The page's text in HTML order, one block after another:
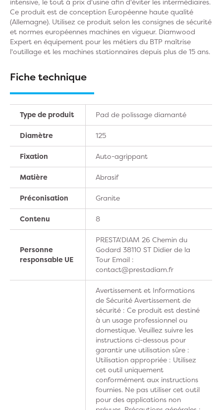
Ce produit est de conception Européenne haute qualité
(Allemagne). Utilisez ce produit selon les consignes de sécurité
et normes européennes machines en vigueur. Diamwood
Expert en équipement pour les métiers du BTP maîtrise
l'outillage et les machines stationnaires depuis plus de 15 ans.
Fiche technique
Type de produit Pad de polissage diamanté
Diamètre 125
Fixation Auto-agrippant
Matière Abrasif
Préconisation Granite
Contenu 8
Personne
responsable UE
PRESTA'DIAM 26 Chemin du
Godard 38110 ST Didier de la
Tour Email :
contact@prestadiam.fr
Avertissement et Informations
de Sécurité Avertissement de
sécurité : Ce produit est destiné
à un usage professionnel ou
domestique. Veuillez suivre les
instructions ci-dessous pour
garantir une utilisation sûre :
Utilisation appropriée : Utilisez
cet outil uniquement
conformément aux instructions
fournies. Ne pas utiliser cet outil
pour des applications non